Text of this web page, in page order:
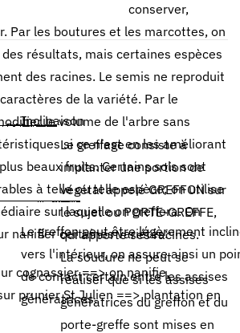
conserver,
Par les boutures et les marcottes, on
résultats, mais certaines espèces
des racines. Le semis ne reproduit
de la variété. Par le
le volume de l'arbre sans
si ce n'est en les améliorant
beaux fruits. Certains sols sont
à telle ou telle espèce; on utilise
sur laquelle on greffera. On
nanifier certaines variétés:
cognassier ==> on nanifie,
prunier St Julien ==> plantation en
Inclinaison
Le greffon peut être légèrement
vers l'intérieur, on assure ainsi un
de contact certain entre les assises
génératrices.
Le greffage consiste à
implanter une portion de
végétal appelé GREFFON sur
le sujet ou PORTE-GREFFE,
qui apporte ses racines.
La soudure ne peut se
réaliser que si les assises
génératrices du greffon et du
porte-greffe sont mises en